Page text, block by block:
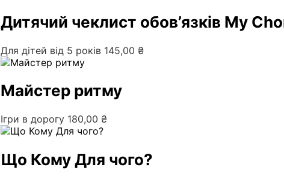
Дитячий чеклист обов’язків My
Для дітей від 5 років 145,00 ₴
Майстер ритму
Ігри в дорогу 180,00 ₴
Що Кому Для чого?